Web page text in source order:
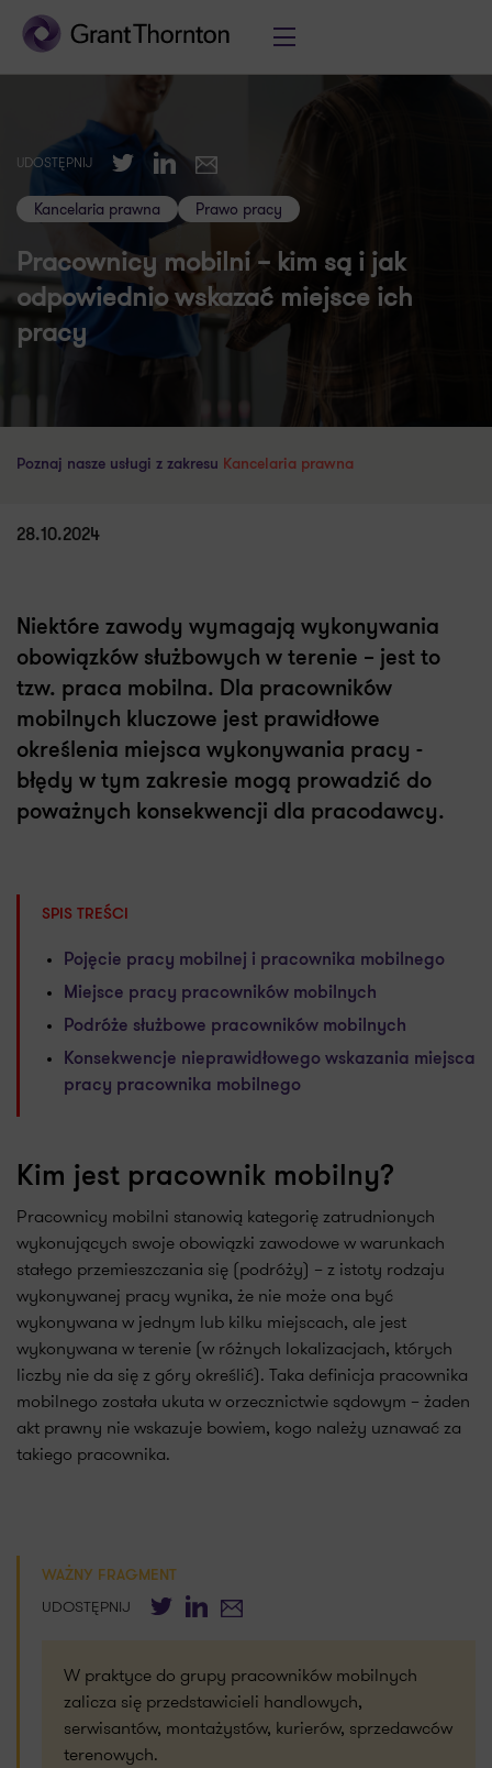
UDOSTĘPNIJ TwitterLinkedIn
E-mail
Kancelaria prawna Prawo pracy
Pracownicy mobilni – kim są i jak
odpowiednio wskazać miejsce ich
pracy
Poznaj nasze usługi z zakresu Kancelaria prawna
28.10.2024
Niektóre zawody wymagają wykonywania
obowiązków służbowych w terenie – jest to
tzw. praca mobilna. Dla pracowników
mobilnych kluczowe jest prawidłowe
określenia miejsca wykonywania pracy -
błędy w tym zakresie mogą prowadzić do
poważnych konsekwencji dla pracodawcy.
SPIS TREŚCI
Pojęcie pracy mobilnej i pracownika mobilnego
Miejsce pracy pracowników mobilnych
Podróże służbowe pracowników mobilnych
Konsekwencje nieprawidłowego wskazania miejsca
pracy pracownika mobilnego
Kim jest pracownik mobilny?
Pracownicy mobilni stanowią kategorię zatrudnionych
wykonujących swoje obowiązki zawodowe w warunkach
stałego przemieszczania się (podróży) – z istoty rodzaju
wykonywanej pracy wynika, że nie może ona być
wykonywana w jednym lub kilku miejscach, ale jest
wykonywana w terenie (w różnych lokalizacjach, których
liczby nie da się z góry określić). Taka definicja pracownika
mobilnego została ukuta w orzecznictwie sądowym – żaden
akt prawny nie wskazuje bowiem, kogo należy uznawać za
takiego pracownika.
WAŻNY FRAGMENT
UDOSTĘPNIJ TwitterLinkedIn
E-mail
W praktyce do grupy pracowników mobilnych
zalicza się przedstawicieli handlowych,
serwisantów, montażystów, kurierów, sprzedawców
terenowych.